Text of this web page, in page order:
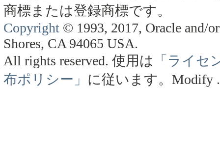
商標または登録商標です。
Copyright © 1993, 2017, Oracle and/
Shores, CA 94065 USA.
All rights reserved. 使用は 「ライセ
布ポリシー」 に従います。 Modify